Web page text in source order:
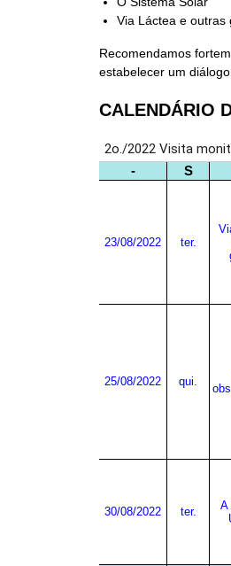
Via Láctea e outras
Recomendamos
estabelecer um
CALENDÁRIO